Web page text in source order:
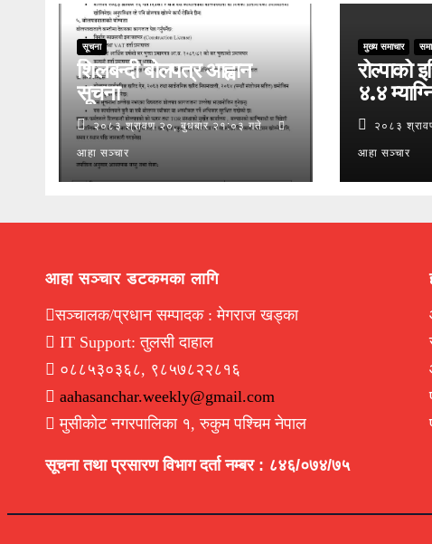
सूचना
शिलबन्दी बोलपत्र आह्वान
सूचना
२०८३ श्रावण २०, बुधबार २१:०३ गते
आहा सञ्चार
मुख्य समाचार
रोल्पाको
४.४
२०८३
आहा सञ्चार
आहा सञ्चार डटकमका लागि
सञ्चालक/प्रधान सम्पादक : मेगराज खड्का
IT Support: तुलसी दाहाल
०८८५३०३६८, ९८५७८२२८१६
aahasanchar.weekly@gmail.com
मुसीकोट नगरपालिका १, रुकुम पश्चिम नेपाल
सूचना तथा प्रसारण विभाग दर्ता नम्बर : ८४६/०७४/७५